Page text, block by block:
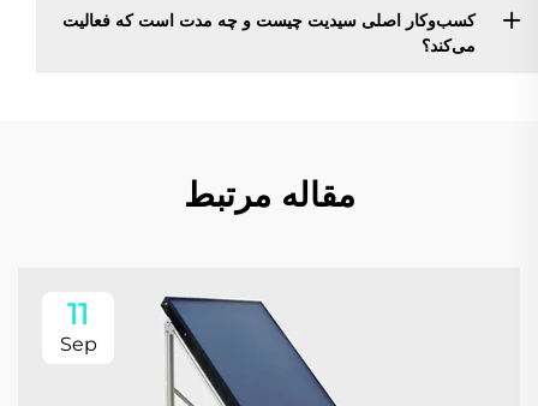
کسب‌وکار اصلی سیدیت چیست و چه مدت است که فعالیت
می‌کند؟
مقاله مرتبط
11
Sep